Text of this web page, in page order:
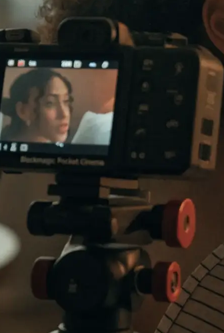
verkauft: